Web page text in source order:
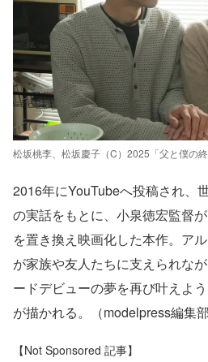
松坂桃李、松坂慶子（C）2025「父と僕の
2016年にYouTubeへ投稿され、
の実話をもとに、小泉徳宏監督
を置き換え映画化した本作。ア
が家族や友人たちに支えられな
ードデビューの夢を再び叶えよ
が描かれる。（modelpress編集部
【Not Sponsored 記事】